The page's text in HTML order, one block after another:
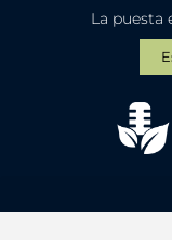
La puesta